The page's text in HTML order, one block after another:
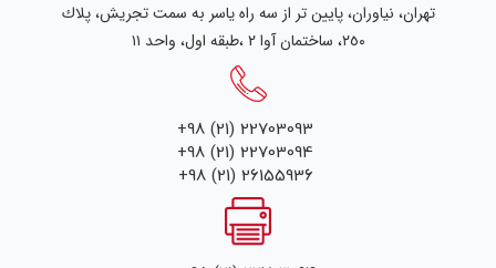
تهران، نياوران، پایین تر از سه راه یاسر به سمت تجریش، پلاك
٢٥٠، ساختمان آوا ۲ ،طبقه اول، واحد ۱۱
+98 (21) 22703093
+98 (21) 22703094
+98 (21) 26155936